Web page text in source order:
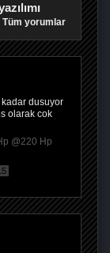
Tüm yorumlar
dusuyor
olarak cok
@220 Hp